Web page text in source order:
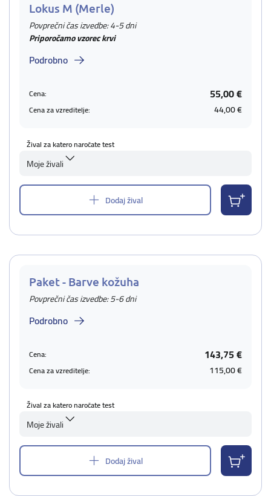
Lokus M (Merle)
Povprečni čas izvedbe: 4-5 dni
Priporočamo vzorec krvi
Podrobno
Cena: 55,00 €
Cena za vzreditelje: 44,00 €
Žival za katero naročate test
Moje živali
Dodaj žival
Paket - Barve kožuha
Povprečni čas izvedbe: 5-6 dni
Podrobno
Cena: 143,75 €
Cena za vzreditelje: 115,00 €
Žival za katero naročate test
Moje živali
Dodaj žival